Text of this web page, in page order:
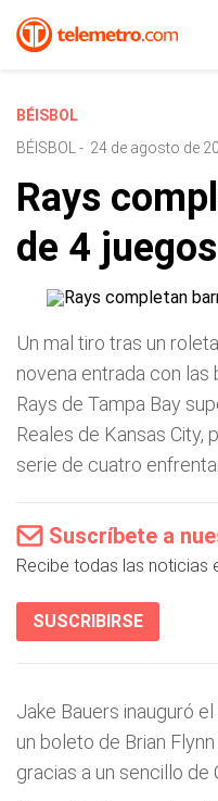
BÉISBOL
BÉISBOL
- 24 de agosto de
Rays
de 4
Un mal tiro tras un
novena entrada con las
Rays de Tampa Bay
Reales de Kansas City,
serie de cuatro
Suscríbete a
Recibe todas las noticias
SUSCRIBIRSE
Jake Bauers inauguró
un boleto de Brian
gracias a un sencillo de